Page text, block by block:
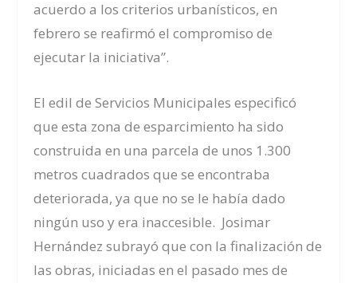
acuerdo a los criterios urbanísticos, en
febrero se reafirmó el compromiso de
ejecutar la iniciativa”.
El edil de Servicios Municipales especificó
que esta zona de esparcimiento ha sido
construida en una parcela de unos 1.300
metros cuadrados que se encontraba
deteriorada, ya que no se le había dado
ningún uso y era inaccesible. Josimar
Hernández subrayó que con la finalización de
las obras, iniciadas en el pasado mes de